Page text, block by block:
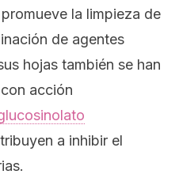
la limpieza de
de agentes
hojas también se han
acción
a inhibir el